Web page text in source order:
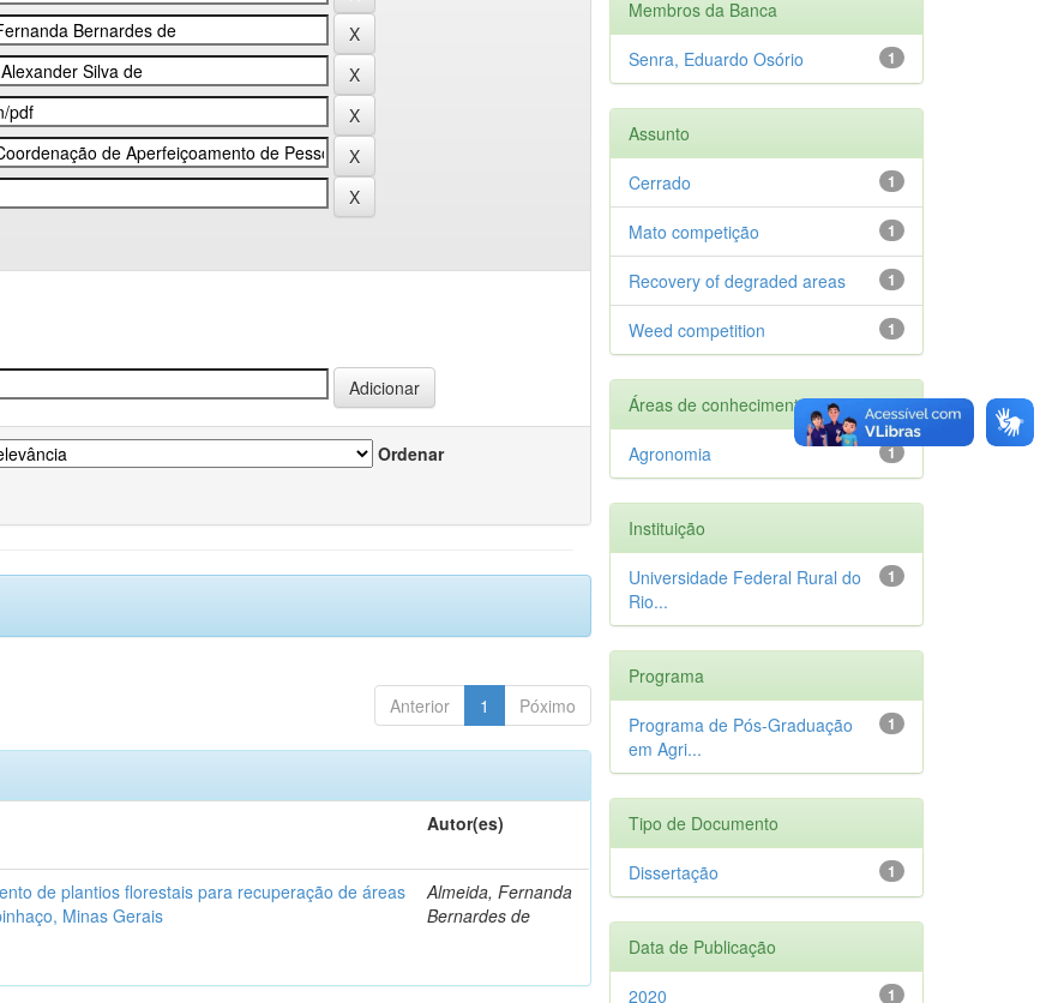
Ordenar
Anterior 1 Póximo
Autor(es)
de plantios florestais para recuperação de áreas
Minas Gerais
Almeida, Fernanda
Bernardes de
Membros da Banca
1
Senra, Eduardo Osório
Assunto
1
Cerrado
1
Mato competição
1
Recovery of degraded areas
1
Weed competition
Áreas de conhecimento
1
Agronomia
Instituição
1
Universidade Federal Rural do
Rio...
Programa
1
Programa de Pós-Graduação
em Agri...
Tipo de Documento
1
Dissertação
Data de Publicação
1
2020